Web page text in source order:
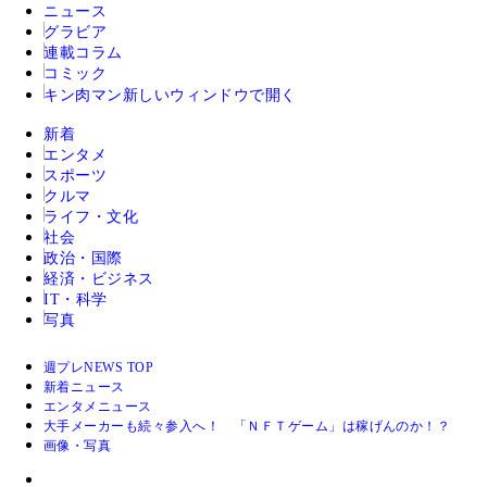
ニュース
グラビア
連載コラム
コミック
キン肉マン 新しいウィンドウで開く
新着
エンタメ
スポーツ
クルマ
ライフ・文化
社会
政治・国際
経済・ビジネス
IT・科学
写真
週プレNEWS TOP
新着ニュース
エンタメニュース
大手メーカーも続々参入へ！ 「ＮＦＴゲーム」は稼げんのか！？
画像・写真